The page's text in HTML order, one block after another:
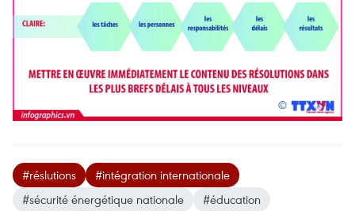
#réslutions
#intégration internationale
#sécurité énergétique nationale
#éducation